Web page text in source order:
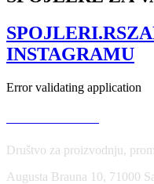
SPOJLERI.RS
INSTAGRAMU
Error validating application
Društvo za proizvodnju,
Augusta Brauna 10, 71000